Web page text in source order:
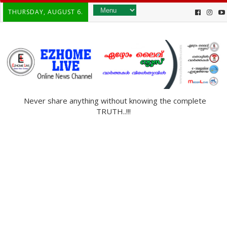
THURSDAY, AUGUST 6.
Never share anything without knowing the complete
TRUTH..!!!